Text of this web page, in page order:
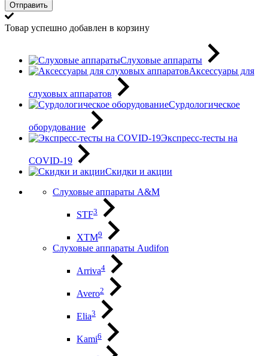
Отправить
Товар успешно добавлен в корзину
Слуховые аппараты
Аксессуары для
слуховых аппаратов
Сурдологическое
оборудование
Экспресс-тесты на
COVID-19
Скидки и акции
Слуховые аппараты A&M
STF3
XTM9
Слуховые аппараты Audifon
Arriva4
Avero2
Elia3
Kami6